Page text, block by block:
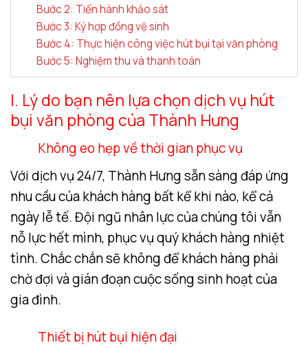
Bước 2: Tiến hành khảo sát
Bước 3: Ký hợp đồng vệ sinh
Bước 4: Thực hiện công việc hút bụi tại văn phòng
Bước 5: Nghiệm thu và thanh toán
I. Lý do bạn nên lựa chọn dịch vụ hút
bụi văn phòng của Thành Hưng
Không eo hẹp về thời gian phục vụ
Với dịch vụ 24/7, Thành Hưng sẵn sàng đáp ứng
nhu cầu của khách hàng bất kể khi nào, kể cả
ngày lễ tế. Đội ngũ nhân lực của chúng tôi vẫn
nỗ lực hết mình, phục vụ quý khách hàng nhiệt
tình. Chắc chắn sẽ không để khách hàng phải
chờ đợi và gián đoạn cuộc sống sinh hoạt của
gia đình.
Thiết bị hút bụi hiện đại